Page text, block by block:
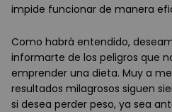
impide funcionar de manera
Como habrá entendido,
informarte de los peligros que
emprender una dieta. Muy a
resultados milagrosos siguen
si desea perder peso, ya sea